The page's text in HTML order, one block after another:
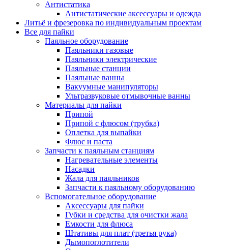
Антистатика
Антистатические аксессуары и одежда
Литьё и фрезеровка по индивидуальным проектам
Все для пайки
Паяльное оборудование
Паяльники газовые
Паяльники электрические
Паяльные станции
Паяльные ванны
Вакуумные манипуляторы
Ультразвуковые отмывочные ванны
Материалы для пайки
Припой
Припой с флюсом (трубка)
Оплетка для выпайки
Флюс и паста
Запчасти к паяльным станциям
Нагревательные элементы
Насадки
Жала для паяльников
Запчасти к паяльному оборудованию
Вспомогательное оборудование
Аксессуары для пайки
Губки и средства для очистки жала
Емкости для флюса
Штативы для плат (третья рука)
Дымопоглотители